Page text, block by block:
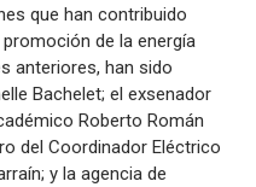
que han contribuido
de la energía
anteriores, han sido
Bachelet; el exsenador
Roberto Román
del Coordinador Eléctrico
y la agencia de